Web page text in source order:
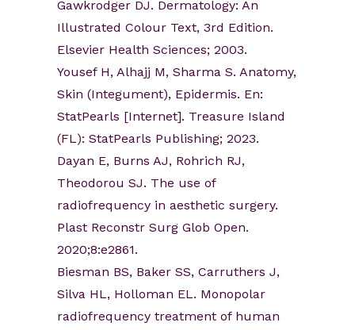
Gawkrodger DJ. Dermatology: An
Illustrated Colour Text, 3rd Edition.
Elsevier Health Sciences; 2003.
Yousef H, Alhajj M, Sharma S. Anatomy,
Skin (Integument), Epidermis. En:
StatPearls [Internet]. Treasure Island
(FL): StatPearls Publishing; 2023.
Dayan E, Burns AJ, Rohrich RJ,
Theodorou SJ. The use of
radiofrequency in aesthetic surgery.
Plast Reconstr Surg Glob Open.
2020;8:e2861.
Biesman BS, Baker SS, Carruthers J,
Silva HL, Holloman EL. Monopolar
radiofrequency treatment of human